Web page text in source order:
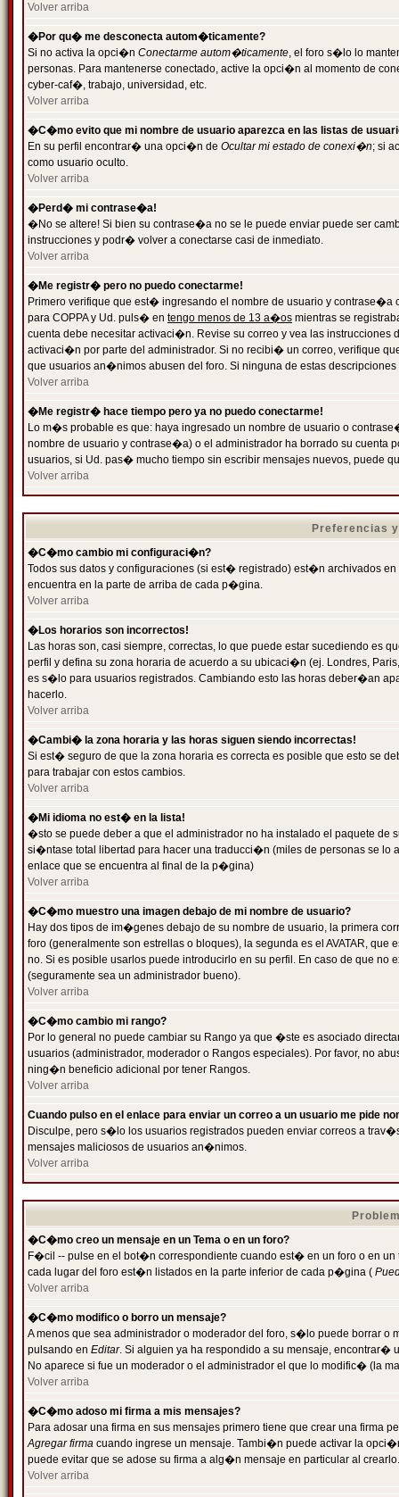
Volver arriba
�Por qu� me desconecta autom�ticamente?
Si no activa la opci�n Conectarme autom�ticamente, el foro s�lo lo
personas. Para mantenerse conectado, active la opci�n al momento de
cyber-caf�, trabajo, universidad, etc.
Volver arriba
�C�mo evito que mi nombre de usuario aparezca en las listas de
En su perfil encontrar� una opci�n de Ocultar mi estado de conexi�n; si
como usuario oculto.
Volver arriba
�Perd� mi contrase�a!
�No se altere! Si bien su contrase�a no se le puede enviar puede ser
instrucciones y podr� volver a conectarse casi de inmediato.
Volver arriba
�Me registr� pero no puedo conectarme!
Primero verifique que est� ingresando el nombre de usuario y
para COPPA y Ud. puls� en tengo menos de 13 a�os mientras se
cuenta debe necesitar activaci�n. Revise su correo y vea las
activaci�n por parte del administrador. Si no recibi� un correo, verifique
que usuarios an�nimos abusen del foro. Si ninguna de estas
Volver arriba
�Me registr� hace tiempo pero ya no puedo conectarme!
Lo m�s probable es que: haya ingresado un nombre de usuario o
nombre de usuario y contrase�a) o el administrador ha borrado su
usuarios, si Ud. pas� mucho tiempo sin escribir mensajes nuevos, puede
Volver arriba
Preferencias
�C�mo cambio mi configuraci�n?
Todos sus datos y configuraciones (si est� registrado) est�n archivados
encuentra en la parte de arriba de cada p�gina.
Volver arriba
�Los horarios son incorrectos!
Las horas son, casi siempre, correctas, lo que puede estar sucediendo es
perfil y defina su zona horaria de acuerdo a su ubicaci�n (ej. Londres,
es s�lo para usuarios registrados. Cambiando esto las horas deber�an
hacerlo.
Volver arriba
�Cambi� la zona horaria y las horas siguen siendo incorrectas!
Si est� seguro de que la zona horaria es correcta es posible que esto se
para trabajar con estos cambios.
Volver arriba
�Mi idioma no est� en la lista!
�sto se puede deber a que el administrador no ha instalado el paquete
si�ntase total libertad para hacer una traducci�n (miles de personas se
enlace que se encuentra al final de la p�gina)
Volver arriba
�C�mo muestro una imagen debajo de mi nombre de usuario?
Hay dos tipos de im�genes debajo de su nombre de usuario, la primera
foro (generalmente son estrellas o bloques), la segunda es el AVATAR,
no. Si es posible usarlos puede introducirlo en su perfil. En caso de que
(seguramente sea un administrador bueno).
Volver arriba
�C�mo cambio mi rango?
Por lo general no puede cambiar su Rango ya que �ste es asociado
usuarios (administrador, moderador o Rangos especiales). Por favor, no
ning�n beneficio adicional por tener Rangos.
Volver arriba
Cuando pulso en el enlace para enviar un correo a un usuario me pide
Disculpe, pero s�lo los usuarios registrados pueden enviar correos a
mensajes maliciosos de usuarios an�nimos.
Volver arriba
�C�mo creo un mensaje en un Tema o en un foro?
F�cil -- pulse en el bot�n correspondiente cuando est� en un foro o en
cada lugar del foro est�n listados en la parte inferior de cada p�gina (
Volver arriba
�C�mo modifico o borro un mensaje?
A menos que sea administrador o moderador del foro, s�lo puede borrar o
pulsando en Editar. Si alguien ya ha respondido a su mensaje, encontrar�
No aparece si fue un moderador o el administrador el que lo modific� (la
Volver arriba
�C�mo adoso mi firma a mis mensajes?
Para adosar una firma en sus mensajes primero tiene que crear una firma
Agregar firma cuando ingrese un mensaje. Tambi�n puede activar la
puede evitar que se adose su firma a alg�n mensaje en particular al crearlo.
Volver arriba